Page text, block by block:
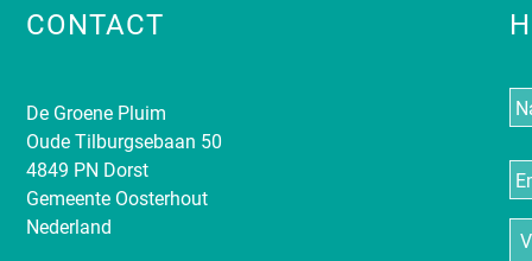
CONTACT
De Groene Pluim
Oude Tilburgsebaan 50
4849 PN Dorst
Gemeente Oosterhout
Nederland
E-